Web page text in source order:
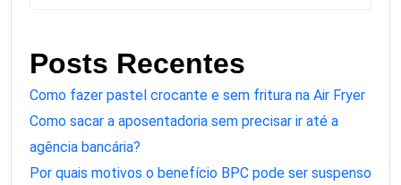
Posts Recentes
Como fazer pastel crocante e sem fritura na Air Fryer
Como sacar a aposentadoria sem precisar ir até a
agência bancária?
Por quais motivos o benefício BPC pode ser suspenso